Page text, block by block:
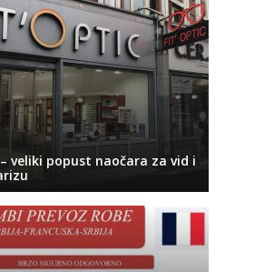
– veliki popust naočara za vid i